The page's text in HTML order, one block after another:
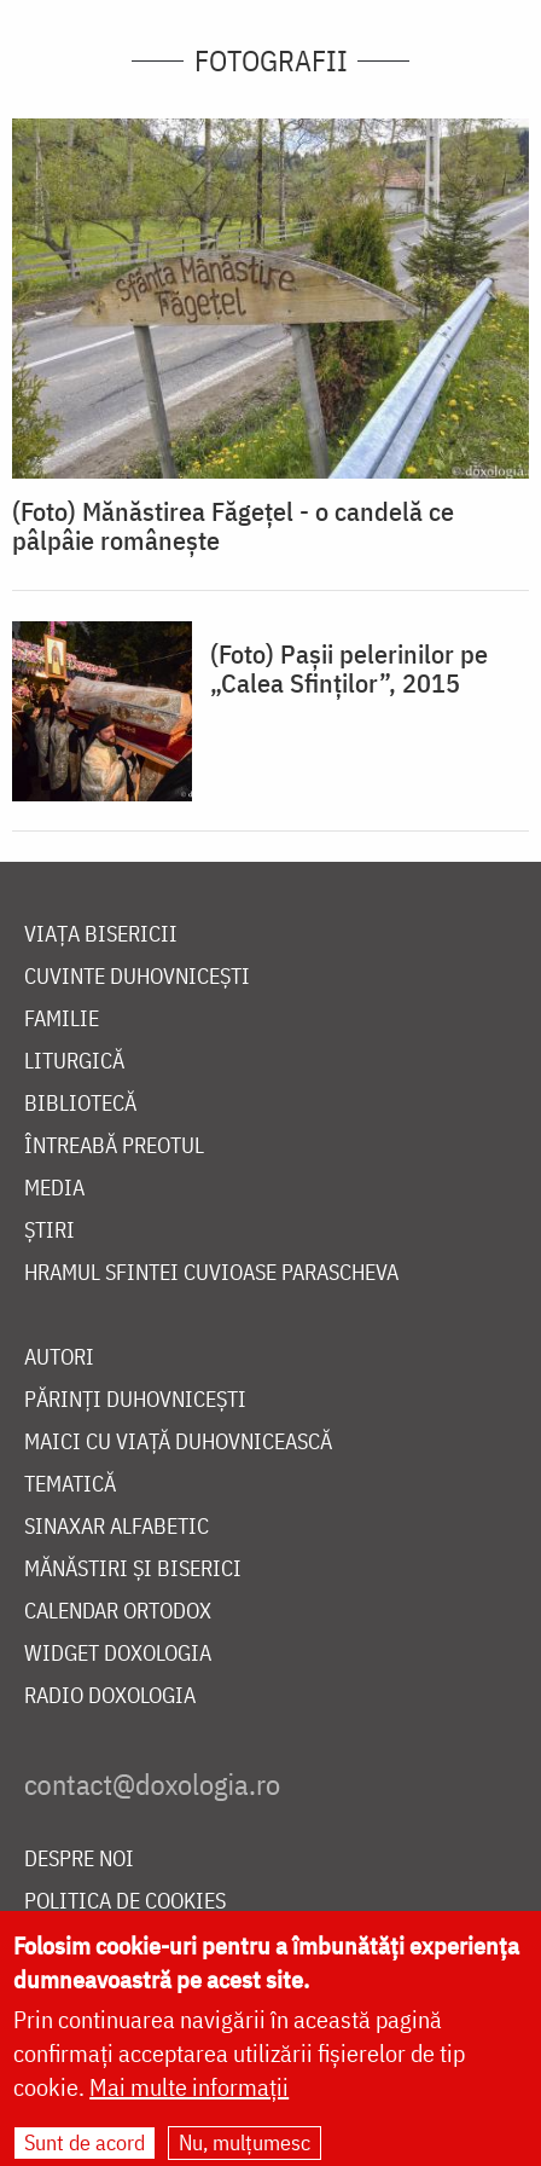
FOTOGRAFII
(Foto) Mănăstirea Făgețel - o candelă ce
pâlpâie românește
(Foto) Pașii pelerinilor pe
„Calea Sfinților”, 2015
VIAȚA BISERICII
CUVINTE DUHOVNICEȘTI
FAMILIE
LITURGICĂ
BIBLIOTECĂ
ÎNTREABĂ PREOTUL
MEDIA
ȘTIRI
HRAMUL SFINTEI CUVIOASE PARASCHEVA
AUTORI
PĂRINȚI DUHOVNICEȘTI
MAICI CU VIAȚĂ DUHOVNICEASCĂ
TEMATICĂ
SINAXAR ALFABETIC
MĂNĂSTIRI ȘI BISERICI
CALENDAR ORTODOX
WIDGET DOXOLOGIA
RADIO DOXOLOGIA
DESPRE NOI
POLITICA DE COOKIES
DONEAZĂ ONLINE PENTRU CATEDRALA NAȚIONALĂ
LIVE
Site dezvoltat deDOXOLOGIA MEDIA
Folosim cookie-uri pentru a îmbunătăți experiența
dumneavoastră pe acest site.
Prin continuarea navigării în această pagină
confirmați acceptarea utilizării fișierelor de tip
cookie. Mai multe informații
Sunt de acord Nu, mulțumesc